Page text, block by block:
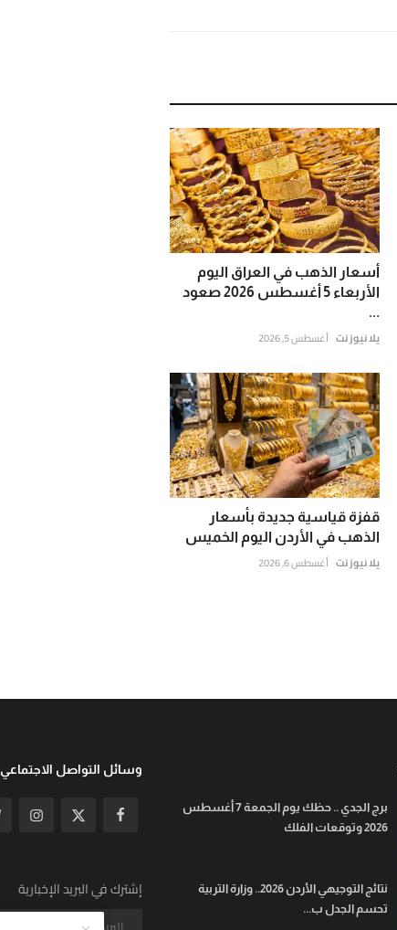
أسعار الذهب في العراق اليوم
الأربعاء 5 أغسطس 2026 صعود
...
يلا نيوز نت أغسطس 5, 2026
قفزة قياسية جديدة بأسعار
الذهب في الأردن اليوم الخميس
يلا نيوز نت أغسطس 6, 2026
برج الجدي .. حظك يوم الجمعة 7 أغسطس
2026 وتوقعات الفلك
نتائج التوجيهي الأردن 2026.. وزارة التربية
تحسم الجدل ب...
وسائل التواصل الاجتماعي
إشترك في البريد الإخبارية